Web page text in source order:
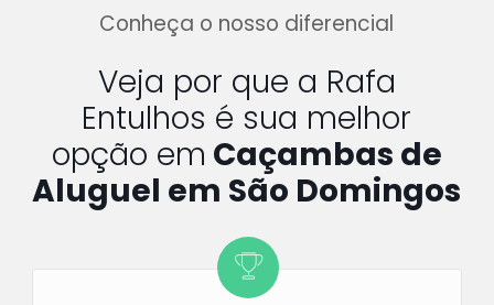
Conheça o nosso diferencial
Veja por que a Rafa
Entulhos é sua melhor
opção em Caçambas de
Aluguel em São Domingos